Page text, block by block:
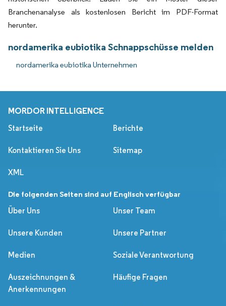
Branchenanalyse als kostenlosen Bericht im PDF-Format
herunter.
nordamerika eubiotika Schnappschüsse melden
nordamerika eubiotika Unternehmen
MORDOR INTELLIGENCE
Startseite Berichte
Kontaktieren Sie Uns Sitemap
XML
Die folgenden Seiten sind auf Englisch verfügbar
Über Uns
Unser Team
Unsere Kunden Unsere Partner
Medien Soziale Verantwortung
Auszeichnungen &
Anerkennungen
Häufige Fragen